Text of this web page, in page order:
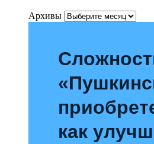
Архивы
как